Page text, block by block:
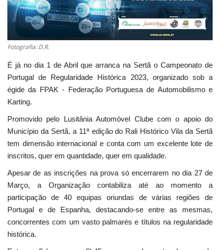
Estatuto Editorial
Saúde
Ficha técnica
Cultura
Lazer
Ambiente
Fotografia: D.R.
É já no dia 1 de Abril que arranca na Sertã o Campeonato de
Portugal de Regularidade Histórica 2023, organizado sob a
égide da FPAK - Federação Portuguesa de Automobilismo e
Karting.
Promovido pelo Lusitânia Automóvel Clube com o apoio do
Município da Sertã, a 11ª edição do Rali Histórico Vila da Sertã
tem dimensão internacional e conta com um excelente lote de
inscritos, quer em quantidade, quer em qualidade.
Apesar de as inscrições na prova só encerrarem no dia 27 de
Março, a Organização contabiliza até ao momento a
participação de 40 equipas oriundas de várias regiões de
Portugal e de Espanha, destacando-se entre as mesmas,
concorrentes com um vasto palmarés e títulos na regularidade
histórica.